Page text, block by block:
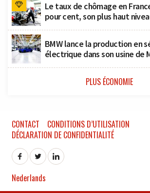
Le taux de chômage en
pour cent, son plus haut
BMW lance la production en
électrique dans son usine de
PLUS ÉCONOMIE
CONTACT
CONDITIONS D’UTILISATION
DÉCLARATION DE CONFIDENTIALITÉ
Nederlands